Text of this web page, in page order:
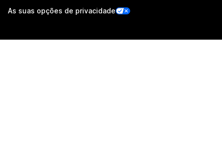
As suas opções de privacidade